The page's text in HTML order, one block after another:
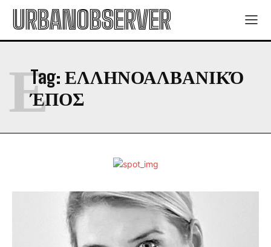
URBANOBSERVER
Tag: ΕΛΛΗΝΟΑΛΒΑΝΙΚΌ
ΈΠΟΣ
Ε